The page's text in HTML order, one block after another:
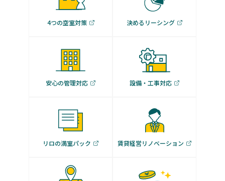
4つの空室対策 決めるリーシング
安心の管理対応 設備・工事対応
リロの満室パック 賃貸経営リノベーション